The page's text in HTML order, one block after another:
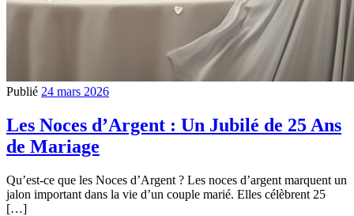
Publié 24 mars 2026
Les Noces d’Argent : Un Jubilé de 25 Ans
de Mariage
Qu’est-ce que les Noces d’Argent ? Les noces d’argent marquent un
jalon important dans la vie d’un couple marié. Elles célèbrent 25
[…]